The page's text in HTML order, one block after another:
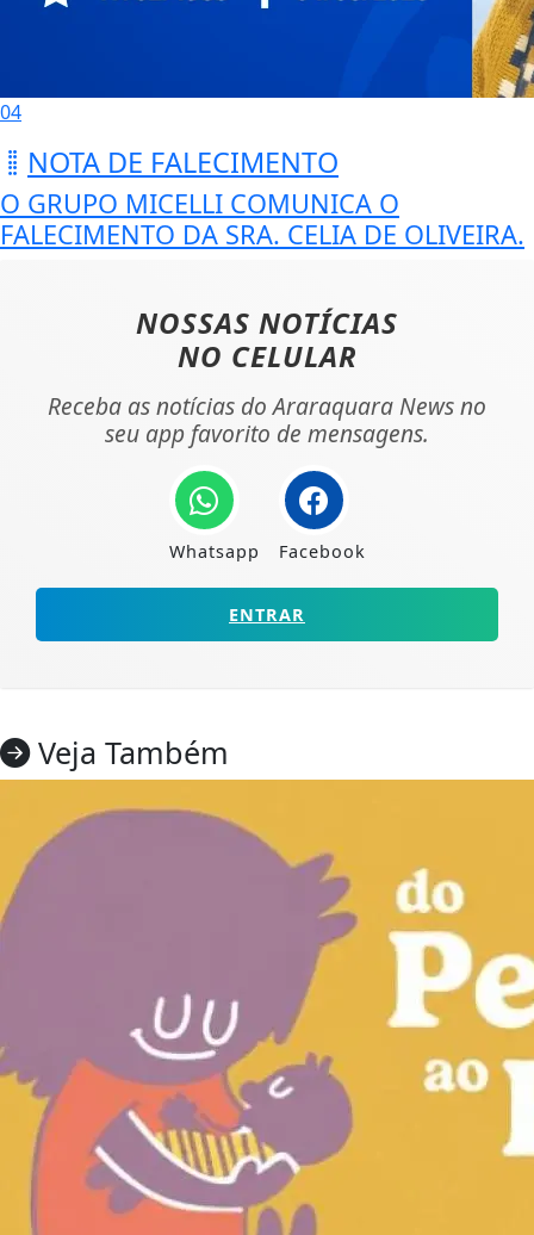
04
NOTA DE FALECIMENTO
O GRUPO MICELLI COMUNICA O
FALECIMENTO DA SRA. CELIA DE OLIVEIRA.
NOSSAS NOTÍCIAS
NO CELULAR
Receba as notícias do Araraquara News no
seu app favorito de mensagens.
Whatsapp Facebook
ENTRAR
Veja Também